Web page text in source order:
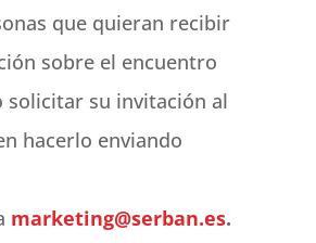
que quieran recibir
sobre el encuentro
solicitar su invitación al
hacerlo enviando
marketing@serban.es.